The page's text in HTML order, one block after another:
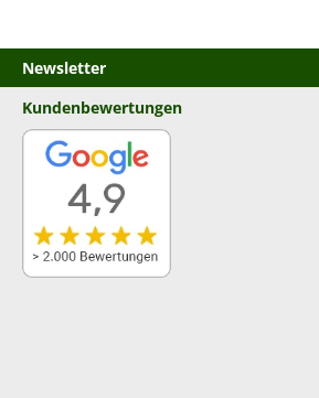
Newsletter
Kundenbewertungen